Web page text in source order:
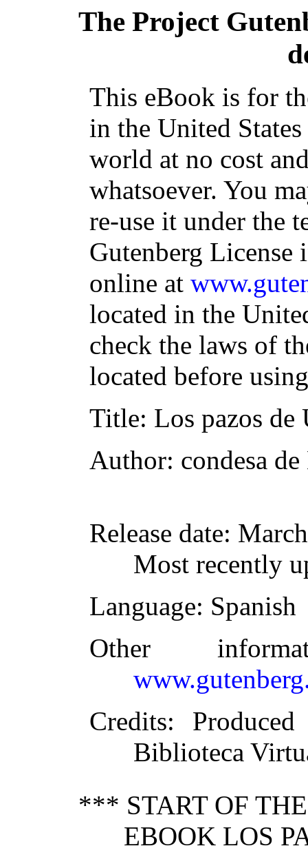
The Project
This eBook is for
in the United
world at no cost
whatsoever. You
re-use it under the
Gutenberg
online at
located in the
check the laws of
located before
Title: Los pazos de
Author: condesa
Release date:
Most recently
Language: Spanish
Other
Credits:
Biblioteca
*** START OF
EBOOK LOS